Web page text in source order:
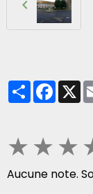
Partager X
★★★
Aucune note.